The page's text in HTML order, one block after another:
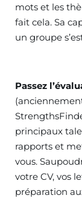
mots et les
fait cela. Sa
un groupe
Passez
principaux
rapports et
vous.
votre CV, vos
préparation